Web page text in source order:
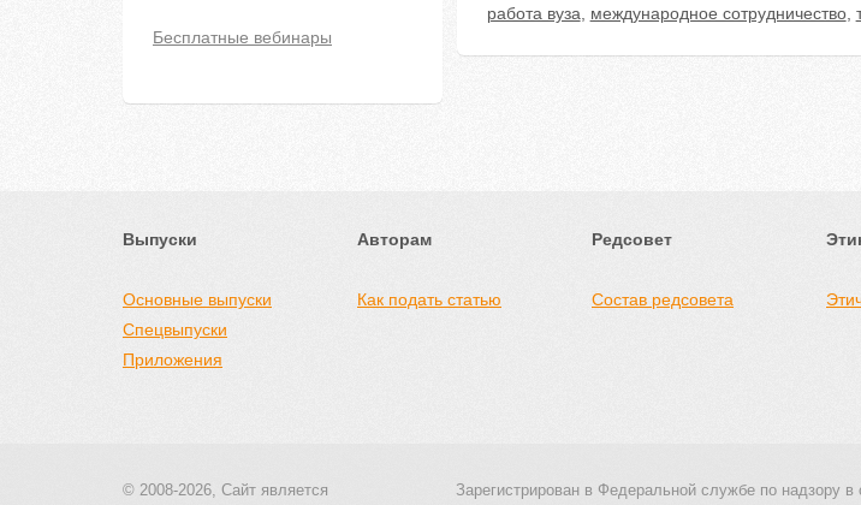
Бесплатные вебинары
работа вуза
международное сотрудничество,
Выпуски
Основные выпуски
Спецвыпуски
Приложения
Авторам
Как подать статью
Редсовет
Состав редсовета
© 2008-2026, Сайт является
Зарегистрирован в Федеральной службе по надзору в